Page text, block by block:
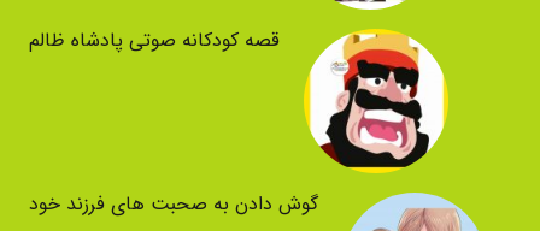
قصه کودکانه صوتی پادشاه ظالم
گوش دادن به صحبت های فرزند خود